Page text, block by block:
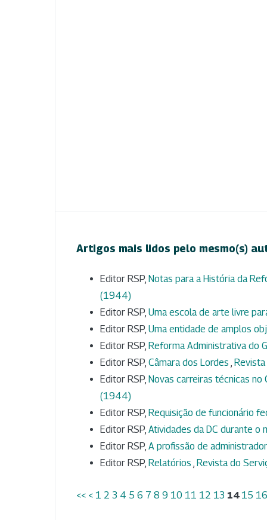
Artigos mais lidos pelo mesmo(s)
Editor RSP, Notas para a História da
(1944)
Editor RSP, Uma escola de arte livre
Editor RSP, Uma entidade de amplos
Editor RSP, Reforma Administrativa do
Editor RSP, Câmara dos Lordes ,
Editor RSP, Novas carreiras técnicas
(1944)
Editor RSP, Requisição de funcionário
Editor RSP, Atividades da DC durante o
Editor RSP, A profissão de
Editor RSP, Relatórios , Revista do
<< < 1 2 3 4 5 6 7 8 9 10 11 12 13 14 15 16